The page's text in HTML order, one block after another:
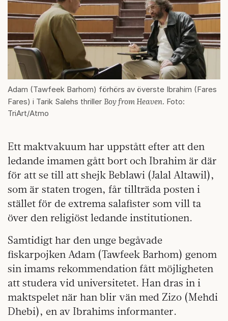
Adam (Tawfeek Barhom) förhörs av överste Ibrahim (Fares
Fares) i Tarik Salehs thriller Boy from Heaven. Foto:
TriArt/Atmo
Ett maktvakuum har uppstått efter att den
ledande imamen gått bort och Ibrahim är där
för att se till att shejk Beblawi (Jalal Altawil),
som är staten trogen, får tillträda posten i
stället för de extrema salafister som vill ta
över den religiöst ledande institutionen.
Samtidigt har den unge begåvade
fiskarpojken Adam (Tawfeek Barhom) genom
sin imams rekommendation fått möjligheten
att studera vid universitetet. Han dras in i
maktspelet när han blir vän med Zizo (Mehdi
Dhebi), en av Ibrahims informanter.